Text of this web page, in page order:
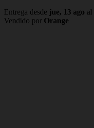
Entrega desde jue, 13 ago al
Vendido por Orange